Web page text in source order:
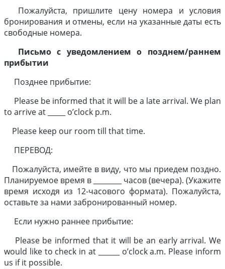
Пожалуйста, пришлите цену номера и условия
бронирования и отмены, если на указанные даты есть
свободные номера.
Письмо с уведомлением о позднем/раннем
прибытии
Позднее прибытие:
Please be informed that it will be a late arrival. We plan
to arrive at _____ o’clock p.m.
Please keep our room till that time.
ПЕРЕВОД:
Пожалуйста, имейте в виду, что мы приедем поздно.
Планируемое время в ________ часов (вечера). (Укажите
время исходя из 12-часового формата). Пожалуйста,
оставьте за нами забронированный номер.
Если нужно раннее прибытие:
Please be informed that it will be an early arrival. We
would like to check in at ______ o’clock a.m. Please inform
us if it possible.